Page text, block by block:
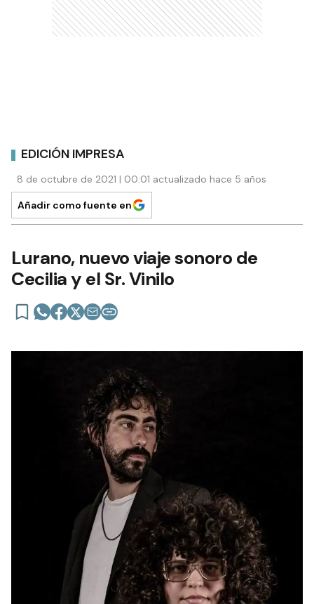
EDICIÓN IMPRESA
8 de octubre de 2021 | 00:01 actualizado hace 5 años
Añadir como fuente en
Lurano, nuevo viaje sonoro de
Cecilia y el Sr. Vinilo